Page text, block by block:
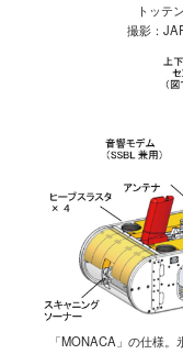
トッテ
撮影：
「MONACA」の仕様